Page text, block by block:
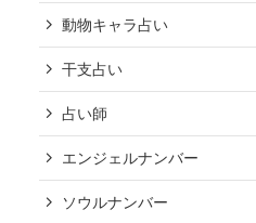
動物キャラ占い
干支占い
占い師
エンジェルナンバー
ソウルナンバー